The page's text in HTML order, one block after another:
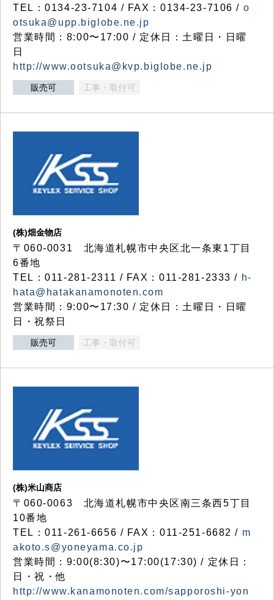
TEL：0134-23-7104 / FAX：0134-23-7106 / o
otsuka@upp.biglobe.ne.jp
営業時間：8:00〜17:00 / 定休日：土曜日・日曜
日
http://www.ootsuka@kvp.biglobe.ne.jp
販売可 工事・取付可
(株)畑金物店
〒060-0031 北海道札幌市中央区北一条東1丁目
6番地
TEL：011-281-2311 / FAX：011-281-2333 / h-
hata@hatakanamonoten.com
営業時間：9:00〜17:30 / 定休日：土曜日・日曜
日・祝祭日
販売可 工事・取付可
(株)米山商店
〒060-0063 北海道札幌市中央区南三条西5丁目
10番地
TEL：011-261-6656 / FAX：011-251-6682 / m
akoto.s@yoneyama.co.jp
営業時間：9:00(8:30)〜17:00(17:30) / 定休日：
日・祝・他
http://www.kanamonoten.com/sapporoshi-yon